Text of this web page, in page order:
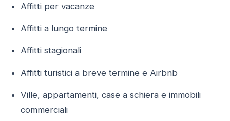
Affitti per vacanze
Affitti a lungo termine
Affitti stagionali
Affitti turistici a breve termine e Airbnb
Ville, appartamenti, case a schiera e immobili
commerciali